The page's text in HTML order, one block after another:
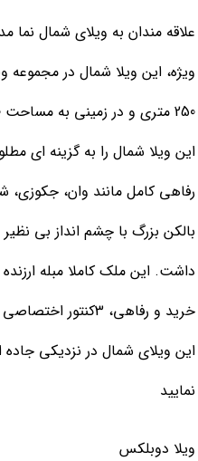
علاقه مندان به ویلای شمال نما
ویژه، این ویلا شمال در مجموعه
این ویلا شمال را به گزینه ای
رفاهی کامل مانند وان،
بالکن بزرگ با چشم انداز بی
داشت. این ملک کاملا مبله
خرید و رفاهی،
این ویلای شمال در نزدیکی جاده
نمایید
ویلا دوبلکس